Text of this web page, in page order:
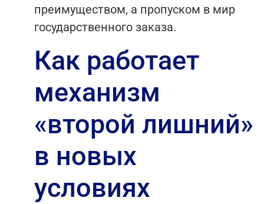
преимуществом, а пропуском в мир
государственного заказа.
Как работает
механизм
«второй лишний»
в новых
условиях